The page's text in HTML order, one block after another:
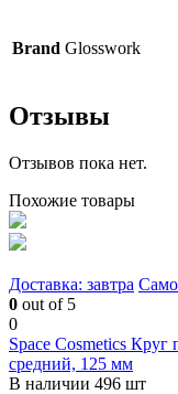
Brand Glosswork
Отзывы
Отзывов пока нет.
Похожие товары
Доставка: завтра
0 out of 5
0
Space Cosmetics
средний, 125 мм
В наличии 496 шт